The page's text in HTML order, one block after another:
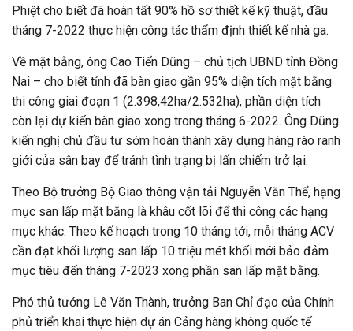
Phiệt cho biết đã hoàn tất 90% hồ sơ thiết kế kỹ thuật, đầu
tháng 7-2022 thực hiện công tác thẩm định thiết kế nhà ga.
Về mặt bằng, ông Cao Tiến Dũng – chủ tịch UBND tỉnh Đồng
Nai – cho biết tỉnh đã bàn giao gần 95% diện tích mặt bằng
thi công giai đoạn 1 (2.398,42ha/2.532ha), phần diện tích
còn lại dự kiến bàn giao xong trong tháng 6-2022. Ông Dũng
kiến nghị chủ đầu tư sớm hoàn thành xây dựng hàng rào ranh
giới của sân bay để tránh tình trạng bị lấn chiếm trở lại.
Theo Bộ trưởng Bộ Giao thông vận tải Nguyễn Văn Thể, hạng
mục san lấp mặt bằng là khâu cốt lõi để thi công các hạng
mục khác. Theo kế hoạch trong 10 tháng tới, mỗi tháng ACV
cần đạt khối lượng san lấp 10 triệu mét khối mới bảo đảm
mục tiêu đến tháng 7-2023 xong phần san lấp mặt bằng.
Phó thủ tướng Lê Văn Thành, trưởng Ban Chỉ đạo của Chính
phủ triển khai thực hiện dự án Cảng hàng không quốc tế